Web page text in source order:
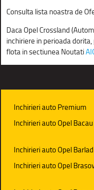
Consulta lista noastra de
DacaOpel Crossland
inchiriere in perioada
flota in sectiunea Noutati
Inchirieri auto Premium
Inchirieri auto Opel Bacau
Inchirieri auto Opel Barlad
Inchirieri auto Opel